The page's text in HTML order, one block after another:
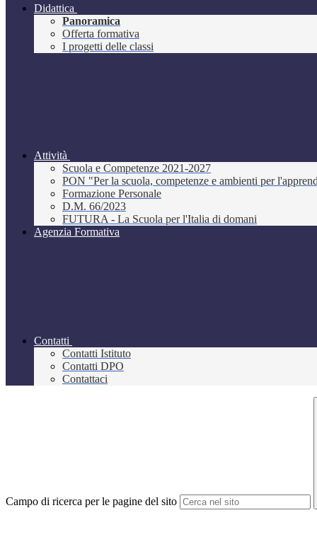
Didattica
Panoramica
Offerta formativa
I progetti delle classi
Attività
Scuola e Competenze 2021-2027
PON "Per la scuola, competenze e ambienti per
Formazione Personale
D.M. 66/2023
FUTURA - La Scuola per l'Italia di domani
Agenzia Formativa
Contatti
Contatti Istituto
Contatti DPO
Contattaci
Campo di ricerca per le pagine del sito